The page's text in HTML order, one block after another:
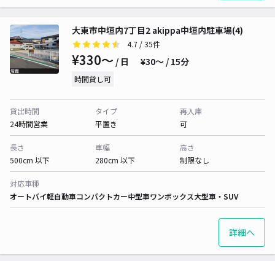
大東市中垣内7丁目2 akippa中垣内駐車場(4)
4.7 / 35件
¥330〜 / 日 ¥30〜 / 15分
時間貸し可
貸出時間
24時間営業
タイプ
平置き
再入庫
可
長さ
500cm 以下
車幅
280cm 以下
高さ
制限なし
対応車種
オートバイ軽自動車コンパクトカー中型車ワンボックス大型車・SUV
詳細へ